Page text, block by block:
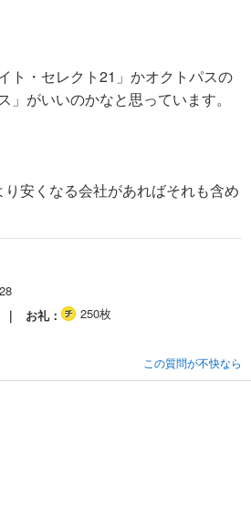
ト・セレクト21」かオクトパスの
」がいいのかなと思っています。
安くなる会社があればそれも含め
お礼
250枚
この質問が不快なら